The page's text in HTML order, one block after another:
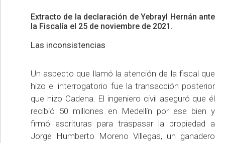
Extracto de la declaración de Yebrayl Hernán ante
la Fiscalía el 25 de noviembre de 2021.
Las inconsistencias
Un aspecto que llamó la atención de la fiscal que
hizo el interrogatorio fue la transacción posterior
que hizo Cadena. El ingeniero civil aseguró que él
recibió 50 millones en Medellín por ese bien y
firmó escrituras para traspasar la propiedad a
Jorge Humberto Moreno Villegas, un ganadero